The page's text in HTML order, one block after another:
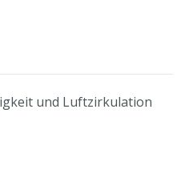
und Luftzirkulation